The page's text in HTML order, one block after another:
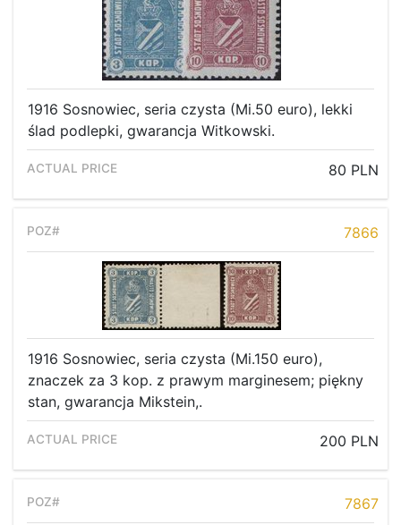
1916 Sosnowiec, seria czysta (Mi.50 euro), lekki
ślad podlepki, gwarancja Witkowski.
80 PLN
7866
1916 Sosnowiec, seria czysta (Mi.150 euro),
znaczek za 3 kop. z prawym marginesem; piękny
stan, gwarancja Mikstein,.
200 PLN
7867